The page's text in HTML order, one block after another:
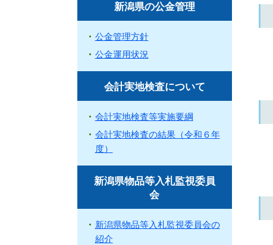
新潟県の公金管理
公金管理方針
公金運用状況
会計実地検査について
会計実地検査等実施要綱
会計実地検査の結果（令和６年
度）
新潟県物品等入札監視委員
会
新潟県物品等入札監視委員会の
紹介